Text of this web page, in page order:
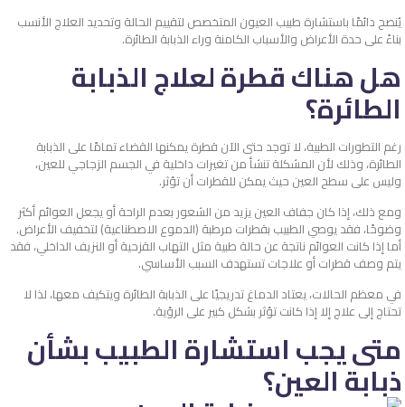
يُنصح دائمًا باستشارة طبيب العيون المتخصص لتقييم الحالة وتحديد العلاج الأنسب
بناءً على حدة الأعراض والأسباب الكامنة وراء الذبابة الطائرة.
هل هناك قطرة لعلاج الذبابة
الطائرة؟
رغم التطورات الطبية، لا توجد حتى الآن قطرة يمكنها القضاء تمامًا على الذبابة
الطائرة، وذلك لأن المشكلة تنشأ من تغيرات داخلية في الجسم الزجاجي للعين،
وليس على سطح العين حيث يمكن للقطرات أن تؤثر.
ومع ذلك، إذا كان جفاف العين يزيد من الشعور بعدم الراحة أو يجعل العوائم أكثر
وضوحًا، فقد يوصي الطبيب بقطرات مرطبة (الدموع الاصطناعية) لتخفيف الأعراض.
أما إذا كانت العوائم ناتجة عن حالة طبية مثل التهاب القزحية أو النزيف الداخلي، فقد
يتم وصف قطرات أو علاجات تستهدف السبب الأساسي.
في معظم الحالات، يعتاد الدماغ تدريجيًا على الذبابة الطائرة ويتكيف معها، لذا لا
تحتاج إلى علاج إلا إذا كانت تؤثر بشكل كبير على الرؤية.
متى يجب استشارة الطبيب بشأن
ذبابة العين؟